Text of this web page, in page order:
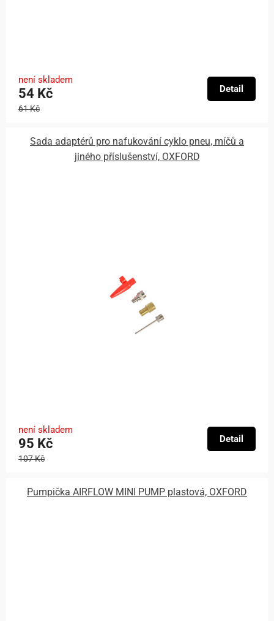
není skladem
54 Kč
61 Kč
Detail
Sada adaptérů pro nafukování cyklo pneu, míčů a
jiného příslušenství, OXFORD
není skladem
95 Kč
107 Kč
Detail
Pumpička AIRFLOW MINI PUMP plastová, OXFORD